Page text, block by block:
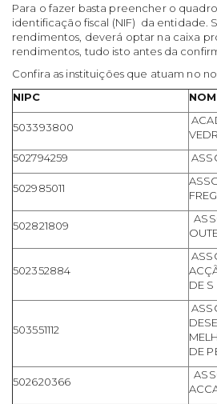
Para o fazer basta preencher o
identificação fiscal (NIF) da
rendimentos, deverá optar na caixa
rendimentos, tudo isto antes da
Confira as instituições que atuam no
NIPC
503393800
502794259
502985011
502821809
502352884
DE
503551112
DE
502620366